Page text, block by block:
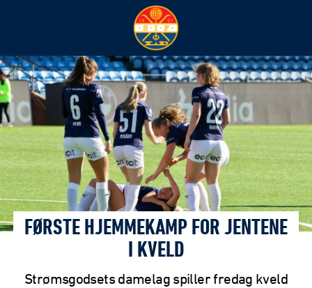
FØRSTE HJEMMEKAMP FOR JENTENE
I KVELD
Strømsgodsets damelag spiller fredag kveld